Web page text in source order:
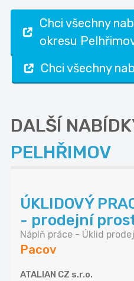
Chci všechny
okresu
Chci všechny
DALŠÍ
PELHŘIMOV
ÚKLIDOVÝ
- prodejní
Náplň práce - Úklid
Pacov
ATALIAN CZ s.r.o.